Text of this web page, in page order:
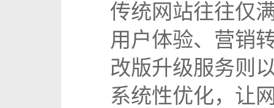
传统网站往往仅
用户体验、营销
改版升级服务则
系统性优化，让